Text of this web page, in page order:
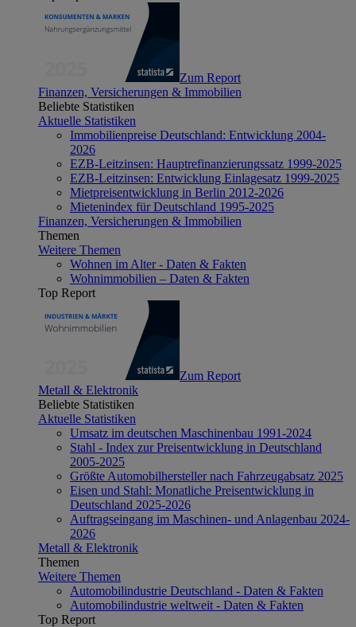
Zum Report
Finanzen, Versicherungen & Immobilien
Beliebte Statistiken
Aktuelle Statistiken
Immobilienpreise Deutschland: Entwicklung 2004-
2026
EZB-Leitzinsen: Hauptrefinanzierungssatz 1999-2025
EZB-Leitzinsen: Entwicklung Einlagesatz 1999-2025
Mietpreisentwicklung in Berlin 2012-2026
Mietenindex für Deutschland 1995-2025
Finanzen, Versicherungen & Immobilien
Themen
Weitere Themen
Wohnen im Alter - Daten & Fakten
Wohnimmobilien – Daten & Fakten
Top Report
Zum Report
Metall & Elektronik
Beliebte Statistiken
Aktuelle Statistiken
Umsatz im deutschen Maschinenbau 1991-2024
Stahl - Index zur Preisentwicklung in Deutschland
2005-2025
Größte Automobilhersteller nach Fahrzeugabsatz 2025
Eisen und Stahl: Monatliche Preisentwicklung in
Deutschland 2025-2026
Auftragseingang im Maschinen- und Anlagenbau 2024-
2026
Metall & Elektronik
Themen
Weitere Themen
Automobilindustrie Deutschland - Daten & Fakten
Automobilindustrie weltweit - Daten & Fakten
Top Report